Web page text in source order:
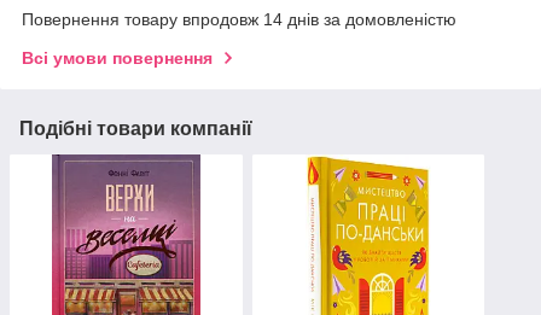
Повернення товару впродовж 14 днів за домовленістю
Всі умови повернення
Подібні товари компанії